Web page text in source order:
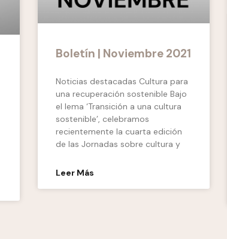
Boletín | Noviembre 2021
Noticias destacadas Cultura para
una recuperación sostenible Bajo
el lema ‘Transición a una cultura
sostenible’, celebramos
recientemente la cuarta edición
de las Jornadas sobre cultura y
Leer Más